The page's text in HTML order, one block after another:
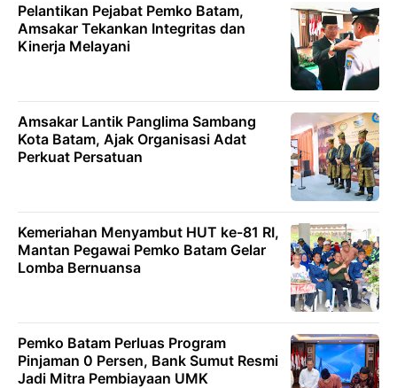
Pelantikan Pejabat Pemko Batam,
Amsakar Tekankan Integritas dan
Kinerja Melayani
Amsakar Lantik Panglima Sambang
Kota Batam, Ajak Organisasi Adat
Perkuat Persatuan
Kemeriahan Menyambut HUT ke-81 RI,
Mantan Pegawai Pemko Batam Gelar
Lomba Bernuansa
Pemko Batam Perluas Program
Pinjaman 0 Persen, Bank Sumut Resmi
Jadi Mitra Pembiayaan UMK